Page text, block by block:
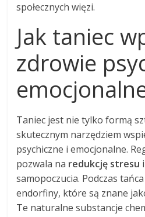
społecznych więzi.
Jak taniec
zdrowie
Taniec jest nie tylko formą
skutecznym narzędziem
psychiczne i emocjonalne.
pozwala na redukcję stresu
samopoczucia. Podczas
endorfiny, które są znane
Te naturalne substancje